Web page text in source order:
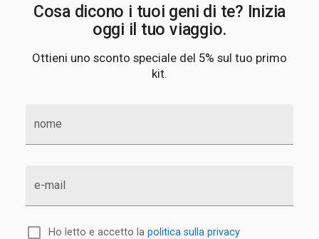
Cosa dicono i tuoi geni di te? Inizia
oggi il tuo viaggio.
Ottieni uno sconto speciale del 5% sul tuo primo
kit.
nome
e-mail
Ho letto e accetto la politica sulla privacy